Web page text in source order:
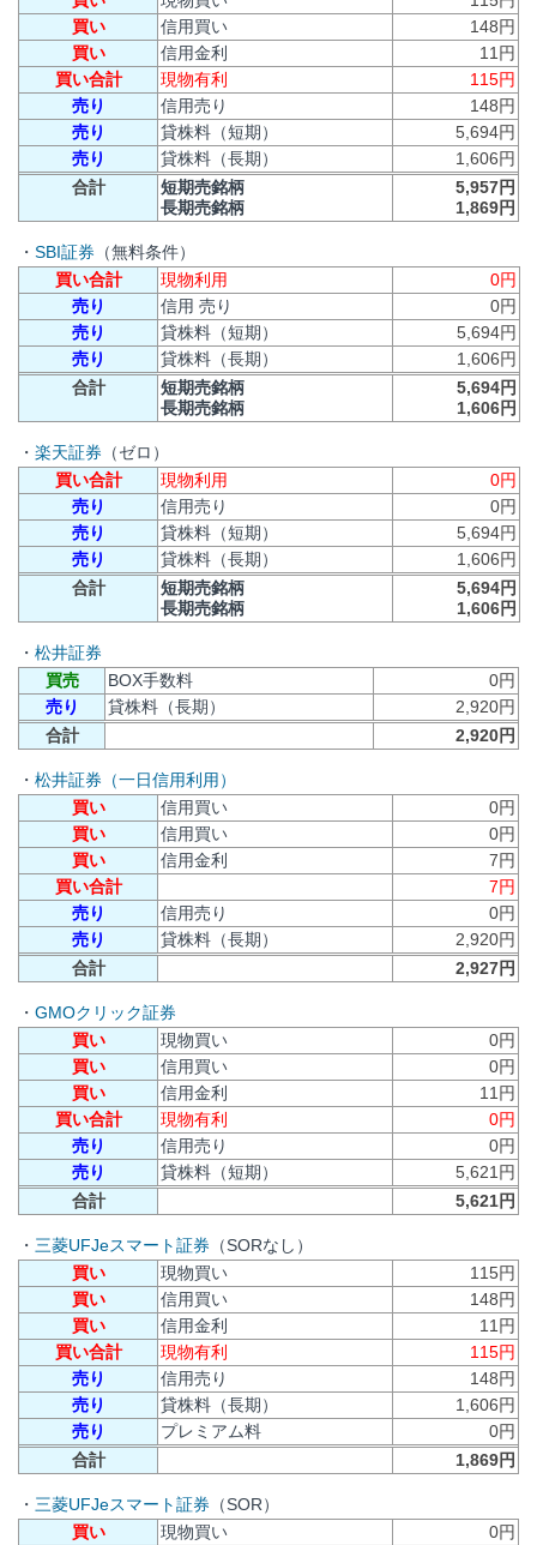
買い
信用買い
148円
買い
信用金利
11円
買い合計
現物有利
115円
売り
信用売り
148円
売り
貸株料（短期）
5,694円
売り
貸株料（長期）
1,606円
合計
短期売銘柄
長期売銘柄
5,957円
1,869円
・ SBI証券 （無料条件）
買い合計
現物利用
0円
売り
信用 売り
0円
売り
貸株料（短期）
5,694円
売り
貸株料（長期）
1,606円
合計
短期売銘柄
長期売銘柄
5,694円
1,606円
・ 楽天証券 （ゼロ）
買い合計
現物利用
0円
売り
信用売り
0円
売り
貸株料（短期）
5,694円
売り
貸株料（長期）
1,606円
合計
短期売銘柄
長期売銘柄
5,694円
1,606円
・ 松井証券
買売
BOX手数料
0円
売り
貸株料（長期）
2,920円
合計
2,920円
・ 松井証券（一日信用利用）
買い
信用買い
0円
買い
信用買い
0円
買い
信用金利
7円
買い合計
7円
売り
信用売り
0円
売り
貸株料（長期）
2,920円
合計
2,927円
・ GMOクリック証券
買い
現物買い
0円
買い
信用買い
0円
買い
信用金利
11円
買い合計
現物有利
0円
売り
信用売り
0円
売り
貸株料（短期）
5,621円
合計
5,621円
・ 三菱UFJeスマート証券 （SORなし）
買い
現物買い
115円
買い
信用買い
148円
買い
信用金利
11円
買い合計
現物有利
115円
売り
信用売り
148円
売り
貸株料（長期）
1,606円
売り
プレミアム料
0円
合計
1,869円
・ 三菱UFJeスマート証券 （SOR）
買い
現物買い
0円